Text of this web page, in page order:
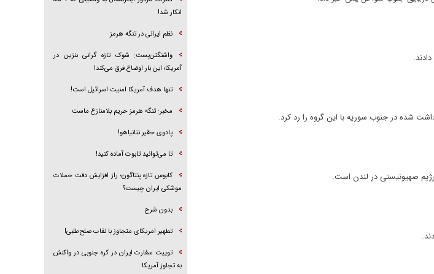
شده در جنوب سوریه با این گروه را رد کرد.
صهیونیستی در لندن است.
انکار شد!
نظم ایرانی در تنگه هرمز
واشنگتن‌پست: شوک تازه گرانی بنزین در
آمریکا؛ این بار اوضاع فرق می‌کند!
تنها هدف آمریکا امنیت اسرائیل است!
مخبر: تنگه هرمز حریم بلامنازع ماست
پادوی حقیر نتانیاهو!
تا می‌توانید تابوت آماده کنید!
کابوس تازه پنتاگون؛ راز افزایش دقت حملات
موشکی ایران چیست؟
بدون شرح
تطهیر امریکای متجاوز با نقاب صلح‌طلبی!
توییت سفارت ایران در کره جنوبی در واکنش
به تجاوز آمریکا